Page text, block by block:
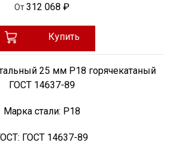
От 312 068 ₽
Купить
25 мм Р18 горячекатаный
ГОСТ 14637-89
Марка стали: Р18
ГОСТ 14637-89